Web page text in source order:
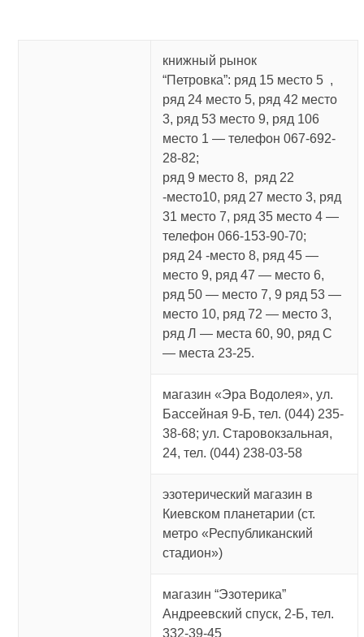
книжный рынок
“Петровка”: ряд 15 место 5 ,
ряд 24 место 5, ряд 42 место
3, ряд 53 место 9, ряд 106
место 1 — телефон 067-692-
28-82;
ряд 9 место 8, ряд 22
-место10, ряд 27 место 3, ряд
31 место 7, ряд 35 место 4 —
телефон 066-153-90-70;
ряд 24 -место 8, ряд 45 —
место 9, ряд 47 — место 6,
ряд 50 — место 7, 9 ряд 53 —
место 10, ряд 72 — место 3,
ряд Л — места 60, 90, ряд С
— места 23-25.
магазин «Эра Водолея», ул.
Бассейная 9-Б, тел. (044) 235-
38-68; ул. Старовокзальная,
24, тел. (044) 238-03-58
эзотерический магазин в
Киевском планетарии (ст.
метро «Республиканский
стадион»)
магазин “Эзотерика”
Андреевский спуск, 2-Б, тел.
332-39-45